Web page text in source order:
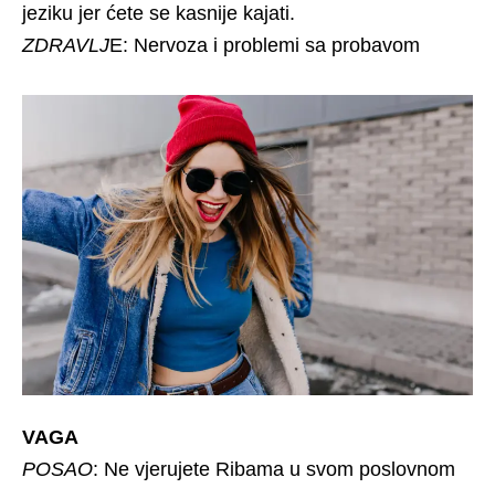
jeziku jer ćete se kasnije kajati.
ZDRAVLJE: Nervoza i problemi sa probavom
VAGA
POSAO: Ne vjerujete Ribama u svom poslovnom